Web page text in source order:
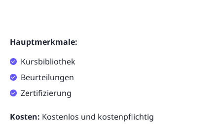
Hauptmerkmale:
Kursbibliothek
Beurteilungen
Zertifizierung
Kosten: Kostenlos und kostenpflichtig